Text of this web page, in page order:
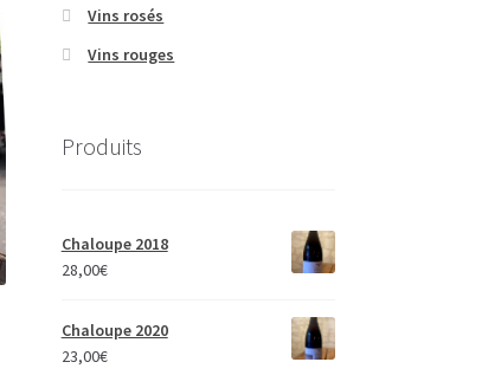
Vins rosés
Vins rouges
Produits
Chaloupe 2018
28,00€
Chaloupe 2020
23,00€